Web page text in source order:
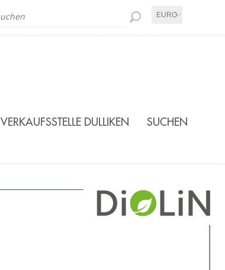
EURO
VERKAUFSSTELLE DULLIKEN
SUCHEN